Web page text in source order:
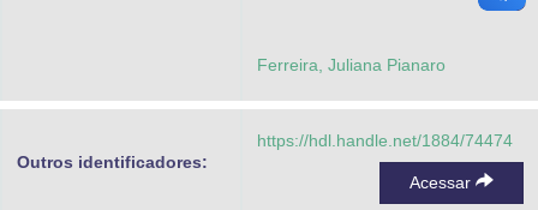
Ferreira, Juliana Pianaro
Outros identificadores:
https://hdl.handle.net/1884/74474
Acessar